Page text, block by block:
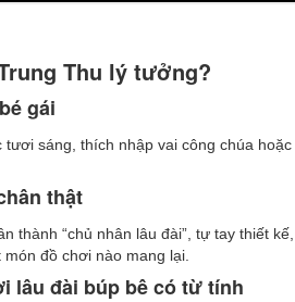
Thu lý tưởng?
gái
sáng, thích nhập vai công chúa
thật
thành “chủ nhân lâu đài”, tự tay thiết
đồ chơi nào mang lại.
lâu đài búp bê có từ tính